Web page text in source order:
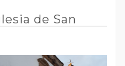
de San